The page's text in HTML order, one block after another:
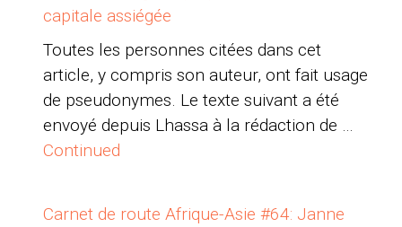
capitale assiégée
Toutes les personnes citées dans cet
article, y compris son auteur, ont fait usage
de pseudonymes. Le texte suivant a été
envoyé depuis Lhassa à la rédaction de …
Continued
Carnet de route Afrique-Asie #64: Janne